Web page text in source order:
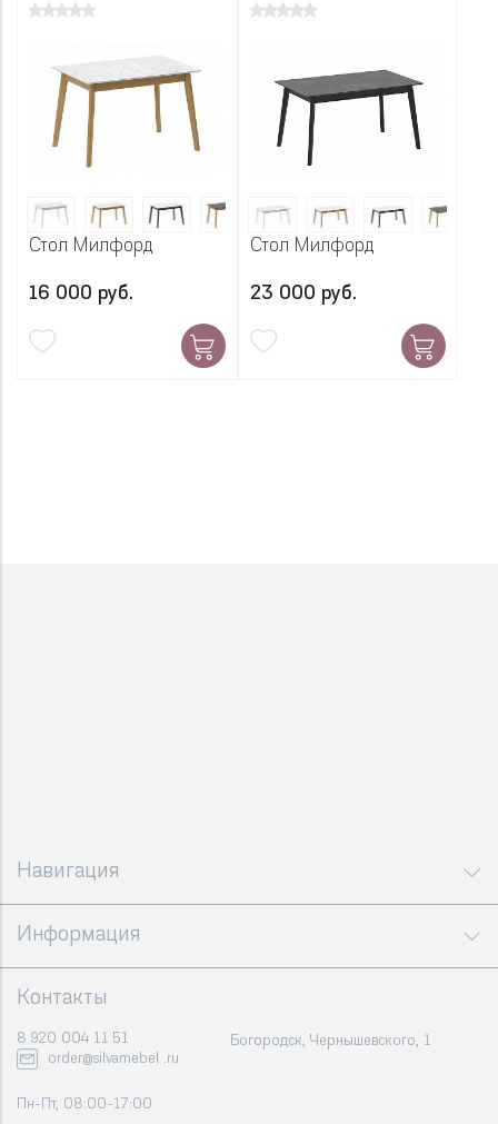
Стол Милфорд
16 000 руб.
Стол Милфорд
23 000 руб.
Навигация
Информация
Контакты
8 920 004 11 51
order@silvamebel .ru
Пн-Пт, 08:00-17:00
Богородск, Чернышевского, 1